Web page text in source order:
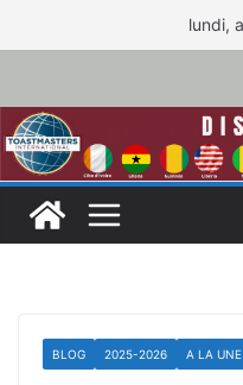
lundi,
BLOG 2025-2026 A LA UNE